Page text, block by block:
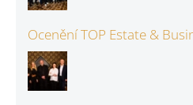
Ocenění TOP Estate &